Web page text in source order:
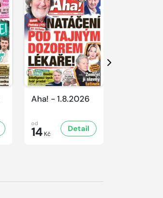
Aha! - 1.8.2026
od
14 Kč
Detail
Další